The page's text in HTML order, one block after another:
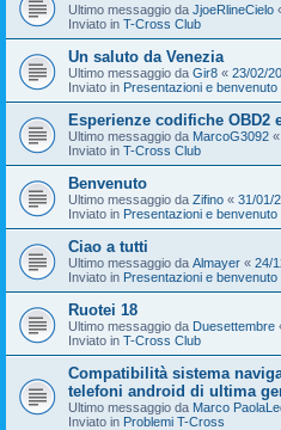
Ultimo messaggio da JjoeRlineCielo
Inviato in T-Cross Club
Un saluto da Venezia
Ultimo messaggio da Gir8 « 23/02/
Inviato in Presentazioni e
Esperienze codifiche OBD2
Ultimo messaggio da MarcoG3092 «
Inviato in T-Cross Club
Benvenuto
Ultimo messaggio da Zifino « 31/01/
Inviato in Presentazioni e
Ciao a tutti
Ultimo messaggio da Almayer « 24/
Inviato in Presentazioni e
Ruotei 18
Ultimo messaggio da Duesettembre
Inviato in T-Cross Club
Compatibilità sistema
telefoni android di ultima
Ultimo messaggio da Marco
Inviato in Problemi T-Cross